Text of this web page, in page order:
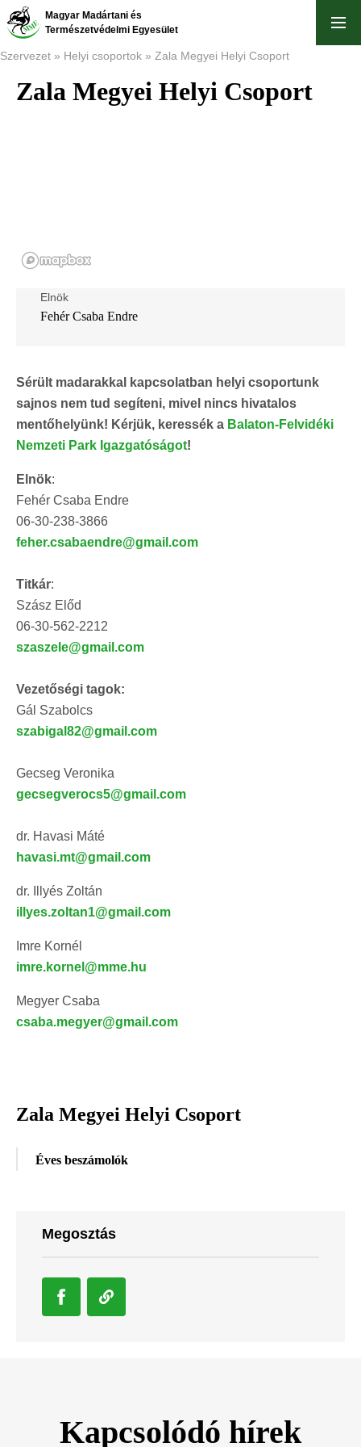
Ugrás
tartalomra
Magyar Madártani és
Természetvédelmi Egyesület
Morzsa
Szervezet Helyi csoportok Zala Megyei Helyi Csoport
Zala Megyei Helyi Csoport
Elnök
Fehér Csaba Endre
Sérült madarakkal kapcsolatban helyi csoportunk
sajnos nem tud segíteni, mivel nincs hivatalos
mentőhelyünk! Kérjük, keressék a Balaton-Felvidéki
Nemzeti Park Igazgatóságot!
Elnök:
Fehér Csaba Endre
06-30-238-3866
feher.csabaendre@gmail.com
Titkár:
Szász Előd
06-30-562-2212
szaszele@gmail.com
Vezetőségi tagok:
Gál Szabolcs
szabigal82@gmail.com
Gecseg Veronika
gecsegverocs5@gmail.com
dr. Havasi Máté
havasi.mt@gmail.com
dr. Illyés Zoltán
illyes.zoltan1@gmail.com
Imre Kornél
imre.kornel@mme.hu
Megyer Csaba
csaba.megyer@gmail.com
Zala Megyei Helyi Csoport
Éves beszámolók
Megosztás
Kapcsolódó hírek